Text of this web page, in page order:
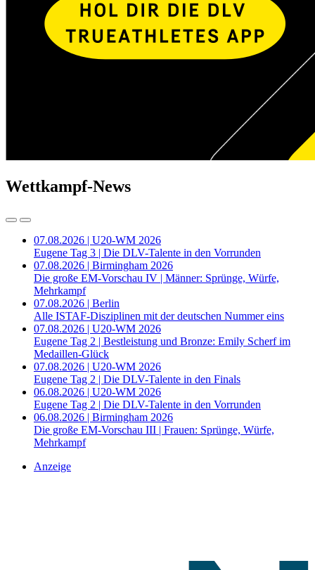
Wettkampf-News
07.08.2026 | U20-WM 2026
Eugene Tag 3 | Die DLV-Talente in den Vorrunden
07.08.2026 | Birmingham 2026
Die große EM-Vorschau IV | Männer: Sprünge, Würfe,
Mehrkampf
07.08.2026 | Berlin
Alle ISTAF-Disziplinen mit der deutschen Nummer eins
07.08.2026 | U20-WM 2026
Eugene Tag 2 | Bestleistung und Bronze: Emily Scherf im
Medaillen-Glück
07.08.2026 | U20-WM 2026
Eugene Tag 2 | Die DLV-Talente in den Finals
06.08.2026 | U20-WM 2026
Eugene Tag 2 | Die DLV-Talente in den Vorrunden
06.08.2026 | Birmingham 2026
Die große EM-Vorschau III | Frauen: Sprünge, Würfe,
Mehrkampf
Anzeige